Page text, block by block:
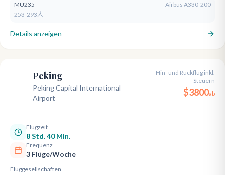
MU235
Airbus A330-200
253-293人
Details anzeigen
Peking
Peking Capital International
Airport
Hin- und Rückflug inkl.
Steuern
$3800ab
Flugzeit
8 Std. 40 Min.
Frequenz
3 Flüge/Woche
Fluggesellschaften